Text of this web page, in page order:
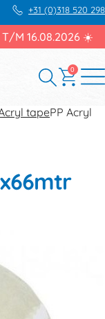
+31 (0)318 520 298
T/M 16.08.2026 ☀️
0
tapePP Acryl